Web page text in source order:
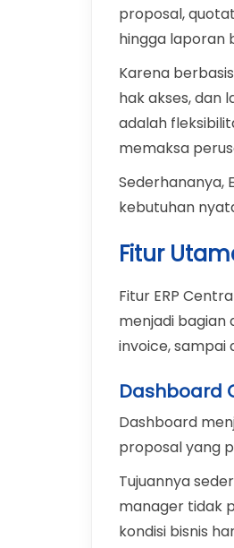
proposal,
hingga laporan
Karena
hak akses, dan
adalah
memaksa
Sederhananya,
kebutuhan
Fitur
Fitur ERP
menjadi bagian
invoice, sampai
Dashboard
Dashboard
proposal yang
Tujuannya
manager tidak
kondisi bisnis